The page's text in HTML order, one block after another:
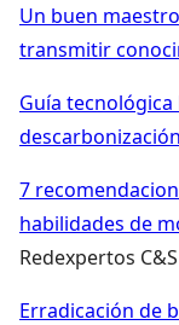
Un buen
transmitir
Guía
descarbonización
7
habilidades de
Redexpertos C&S
Erradicación de